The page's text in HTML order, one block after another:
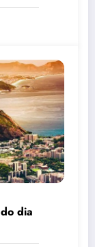
dia